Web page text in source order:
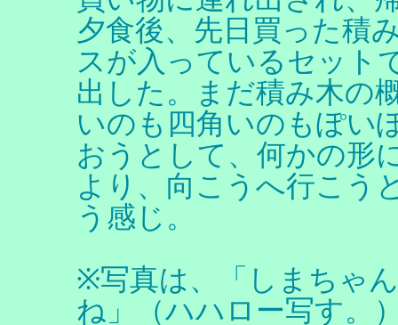
夕食後、先日買った積
スが入っているセット
出した。まだ積み木の
いのも四角いのもぽい
おうとして、何かの形
より、向こうへ行こう
う感じ。
※写真は、「しまちゃ
ね」（ハハロー写す。